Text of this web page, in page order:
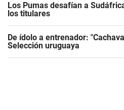
Los Pumas desafían a
los titulares
De ídolo a entrenador:
Selección uruguaya